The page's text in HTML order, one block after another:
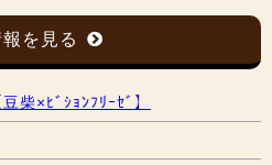
を見る
柴×ﾋﾞｼｮﾝﾌﾘｰｾﾞ】